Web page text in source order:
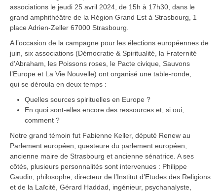
associations le jeudi 25 avril 2024, de 15h à 17h30, dans le
grand amphithéâtre de la Région Grand Est à Strasbourg, 1
place Adrien-Zeller 67000 Strasbourg.
A l’occasion de la campagne pour les élections européennes de
juin, six associations (Démocratie & Spiritualité, la Fraternité
d’Abraham, les Poissons roses, le Pacte civique, Sauvons
l’Europe et La Vie Nouvelle) ont organisé une table-ronde,
qui se déroula en deux temps :
Quelles sources spirituelles en Europe ?
En quoi sont-elles encore des ressources et, si oui,
comment ?
Notre grand témoin fut Fabienne Keller, député Renew au
Parlement européen, questeure du parlement européen,
ancienne maire de Strasbourg et ancienne sénatrice. A ses
côtés, plusieurs personnalités sont intervenues : Philippe
Gaudin, philosophe, directeur de l’Institut d’Etudes des Religions
et de la Laïcité, Gérard Haddad, ingénieur, psychanalyste,